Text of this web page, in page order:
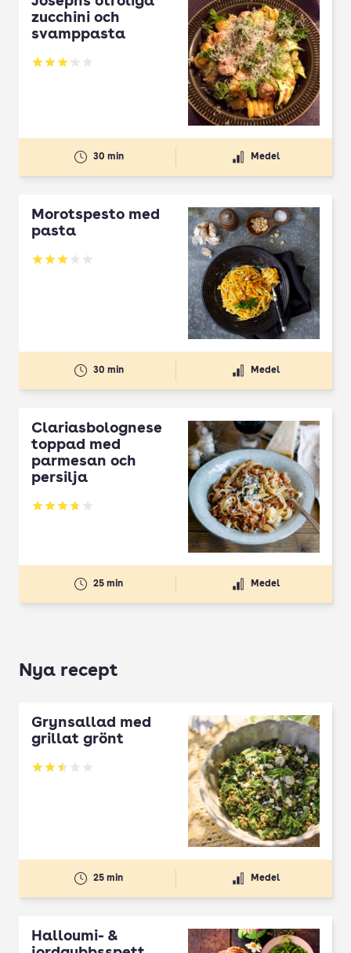
zucchini och
svamppasta
Betyg: 3.1 av 5
30 min Medel
Morotspesto med
pasta
Betyg: 3 av 5
30 min Medel
Clariasbolognese
toppad med
parmesan och
persilja
Betyg: 3.71 av 5
25 min Medel
Nya recept
Grynsallad med
grillat grönt
Betyg: 2.5 av 5
25 min Medel
Halloumi- &